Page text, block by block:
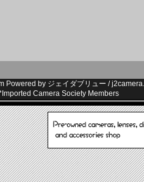
Powered by ジェイダブリュー /
Imported Camera Society Members